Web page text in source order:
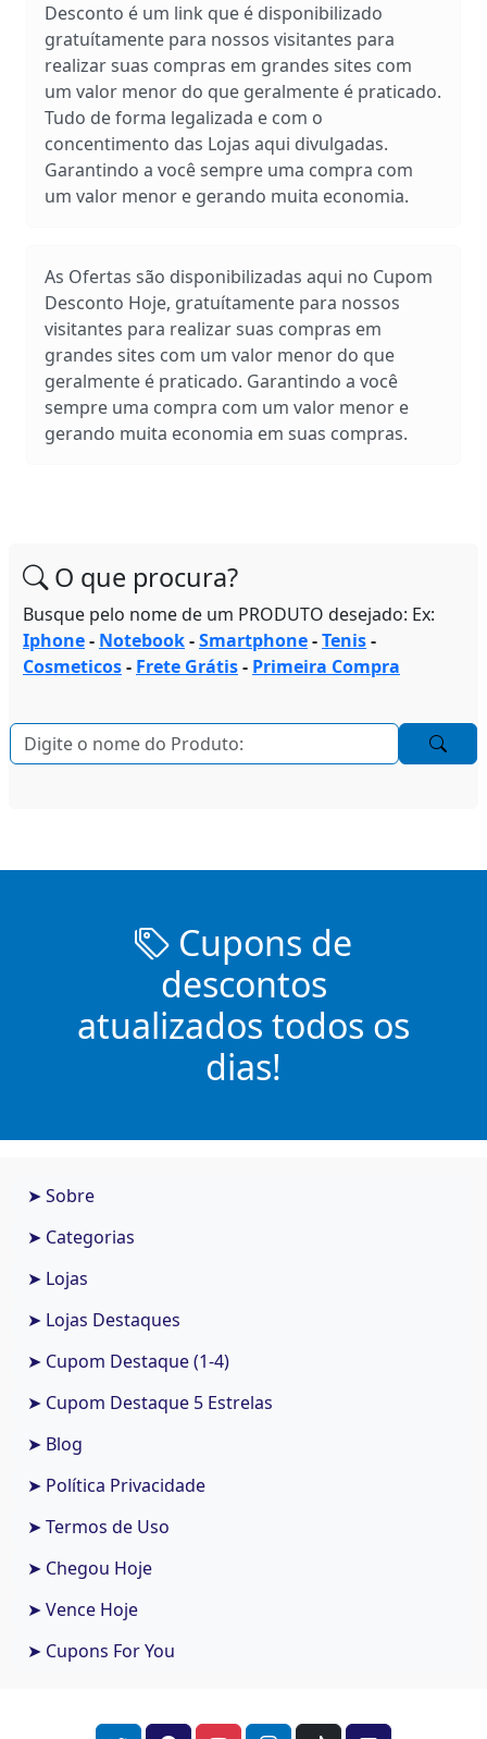
Desconto é um link que é disponibilizado
gratuítamente para nossos visitantes para
realizar suas compras em grandes sites com
um valor menor do que geralmente é praticado.
Tudo de forma legalizada e com o
concentimento das Lojas aqui divulgadas.
Garantindo a você sempre uma compra com
um valor menor e gerando muita economia.
As Ofertas são disponibilizadas aqui no Cupom
Desconto Hoje, gratuítamente para nossos
visitantes para realizar suas compras em
grandes sites com um valor menor do que
geralmente é praticado. Garantindo a você
sempre uma compra com um valor menor e
gerando muita economia em suas compras.
O que procura?
Busque pelo nome de um PRODUTO desejado: Ex:
Iphone- Notebook-Smartphone-Tenis-
Cosmeticos- Frete Grátis- Primeira Compra
Cupons de
descontos
atualizados todos os
dias!
➤ Sobre
➤ Categorias
➤ Lojas
➤ Lojas Destaques
➤ Cupom Destaque (1-4)
➤ Cupom Destaque 5 Estrelas
➤ Blog
➤ Política Privacidade
➤ Termos de Uso
➤ Chegou Hoje
➤ Vence Hoje
➤ Cupons For You